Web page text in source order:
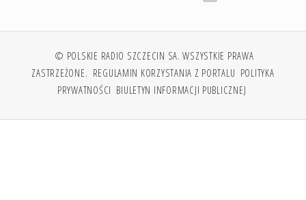
© POLSKIE RADIO SZCZECIN SA. WSZYSTKIE PRAWA
ZASTRZEŻONE. REGULAMIN KORZYSTANIA Z PORTALU POLITYKA
PRYWATNOŚCI BIULETYN INFORMACJI PUBLICZNEJ